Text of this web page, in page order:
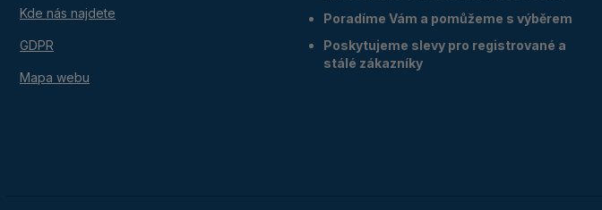
Kde nás najdete
GDPR
Mapa webu
Poradíme Vám a pomůžeme s výběrem
Poskytujeme slevy pro registrované a
stálé zákazníky